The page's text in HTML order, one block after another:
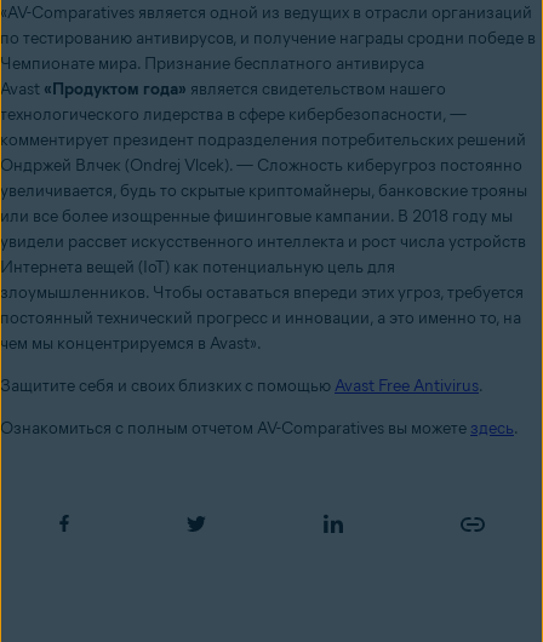
«AV-Comparatives является одной из ведущих в отрасли организаций
по тестированию антивирусов, и получение награды сродни победе в
Чемпионате мира. Признание бесплатного антивируса
Avast «Продуктом года» является свидетельством нашего
технологического лидерства в сфере кибербезопасности, —
комментирует президент подразделения потребительских решений
Ондржей Влчек (Ondrej Vlcek). — Сложность киберугроз постоянно
увеличивается, будь то скрытые криптомайнеры, банковские трояны
или все более изощренные фишинговые кампании. В 2018 году мы
увидели рассвет искусственного интеллекта и рост числа устройств
Интернета вещей (IoT) как потенциальную цель для
злоумышленников. Чтобы оставаться впереди этих угроз, требуется
постоянный технический прогресс и инновации, а это именно то, на
чем мы концентрируемся в Avast».
Защитите себя и своих близких с помощью Avast Free Antivirus.
Ознакомиться с полным отчетом AV-Comparatives вы можете здесь.